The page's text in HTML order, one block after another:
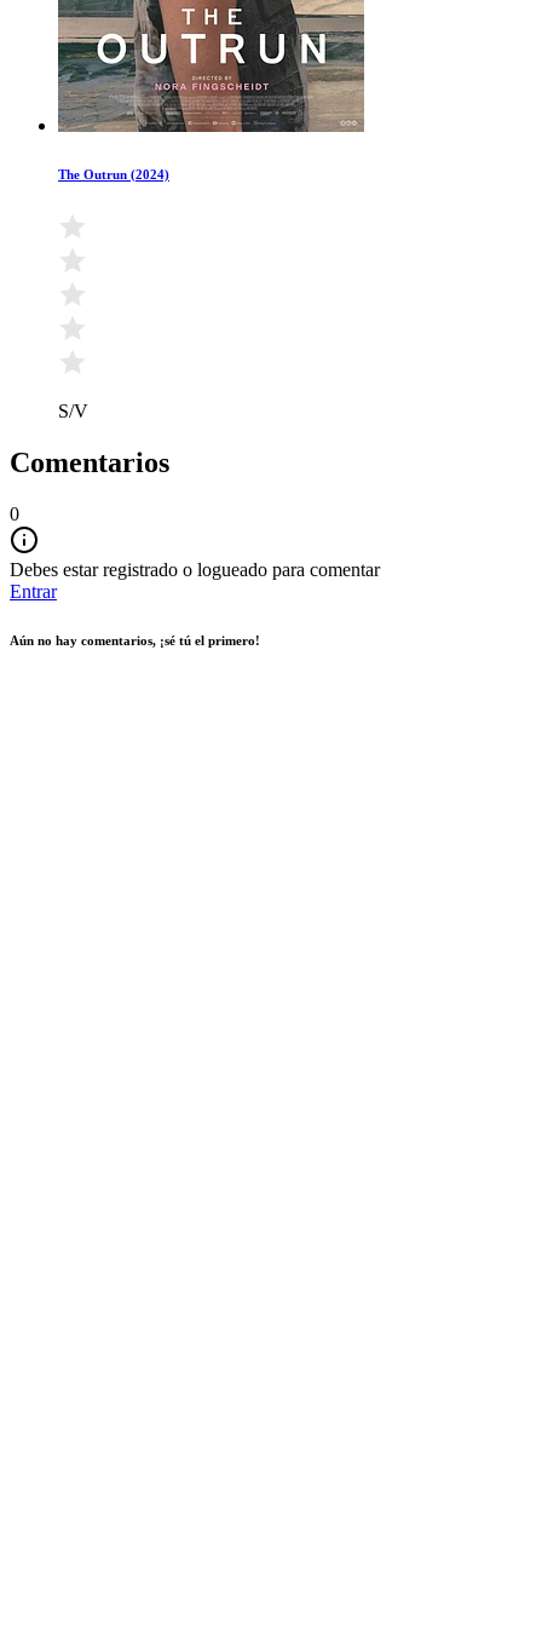
The Outrun (2024)
S/V
Comentarios
0
Debes estar registrado o logueado para comentar
Entrar
Aún no hay comentarios, ¡sé tú el primero!